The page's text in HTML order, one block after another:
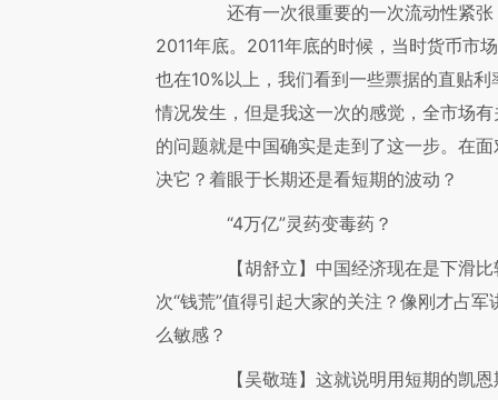
还有一次很重要的一次流动性紧张
2011年底。2011年底的时候，当时货币市
也在10%以上，我们看到一些票据的直贴
情况发生，但是我这一次的感觉，全市场
的问题就是中国确实是走到了这一步。在
决它？着眼于长期还是看短期的波动？
“4万亿”灵药变毒药？
【胡舒立】 中国经济现在是下滑
次“钱荒”值得引起大家的关注？像刚才占
么敏感？
【吴敬琏】 这就说明用短期的凯